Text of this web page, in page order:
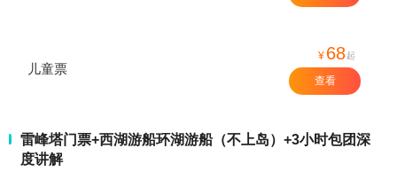
儿童票
¥ 68起
查看
雷峰塔门票+西湖游船环湖游船（不上岛）+3小时包团深
度讲解